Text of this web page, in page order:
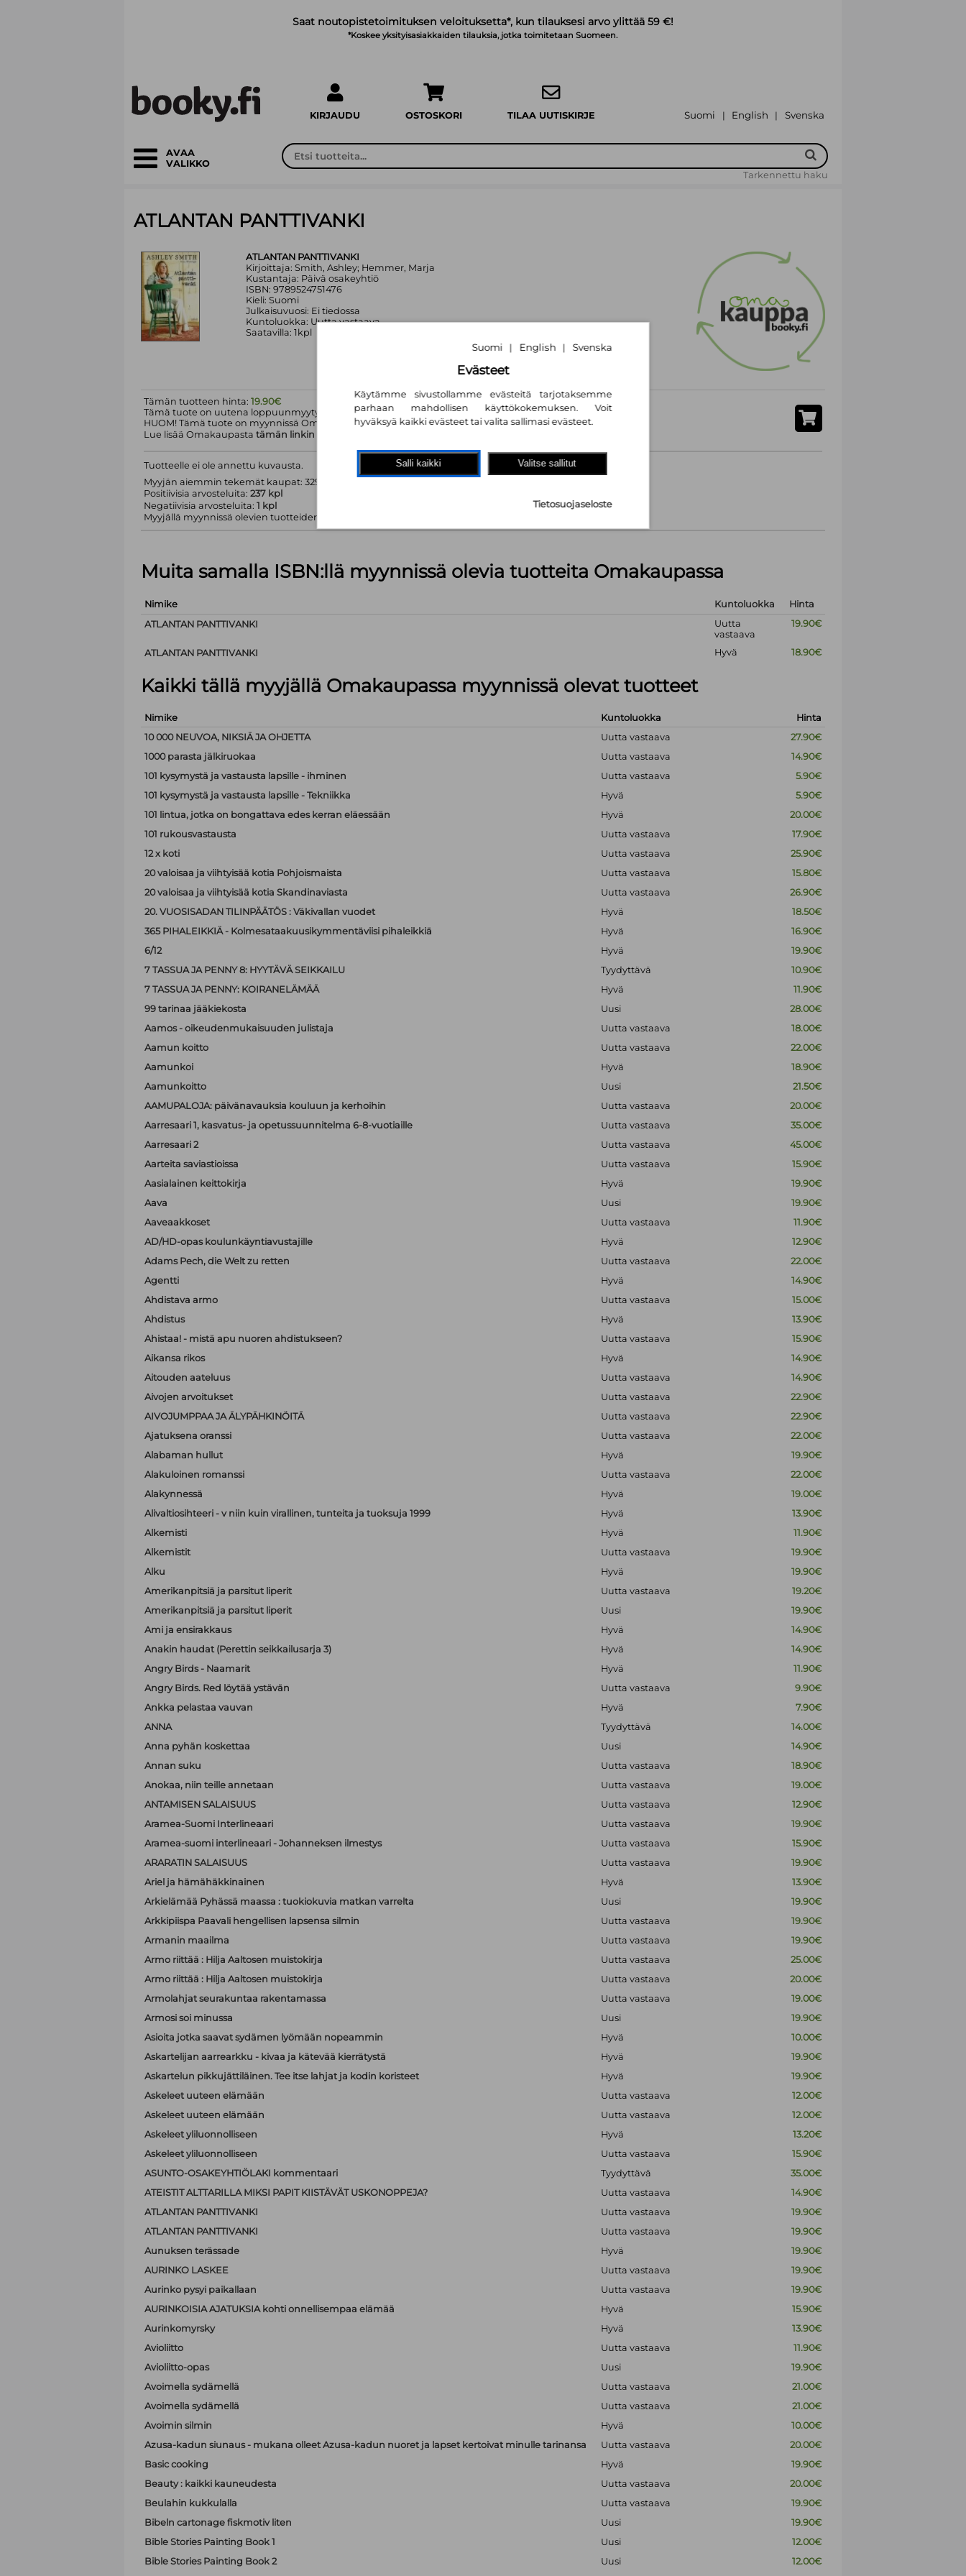
Saat noutopistetoimituksen veloituksetta*, kun tilauksesi arvo ylittää 59 €!
*Koskee yksityisasiakkaiden tilauksia, jotka toimitetaan Suomeen.
KIRJAUDU OSTOSKORI TILAA UUTISKIRJE Suomi | English | Svenska
AVAA
VALIKKO
Tarkennettu haku
ATLANTAN PANTTIVANKI
ATLANTAN PANTTIVANKI
Kirjoittaja: Smith, Ashley; Hemmer, Marja
Kustantaja: Päivä osakeyhtiö
ISBN: 9789524751476
Kieli: Suomi
Julkaisuvuosi: Ei tiedossa
Kuntoluokka: Uutta vastaava
Saatavilla: 1kpl
Tämän tuotteen hinta: 19.90€
Tämä tuote on uutena loppuunmyyty.
HUOM! Tämä tuote on myynnissä Omakaupassa
Lue lisää Omakaupasta tämän linkin
Tuotteelle ei ole annettu kuvausta.
Myyjän aiemmin tekemät kaupat: 329 kpl
Positiivisia arvosteluita: 237 kpl
Negatiivisia arvosteluita: 1 kpl
Myyjällä myynnissä olevien tuotteiden määrä (kts. alla): 1499 kpl
Muita samalla ISBN:llä myynnissä olevia tuotteita Omakaupassa
Nimike Kuntoluokka
Hinta
ATLANTAN PANTTIVANKI
Uutta
vastaava
19.90€
ATLANTAN PANTTIVANKI Hyvä 18.90€
Kaikki tällä myyjällä Omakaupassa myynnissä olevat tuotteet
Nimike Kuntoluokka
Hinta
10 000 NEUVOA, NIKSIÄ JA OHJETTA
Uutta vastaava
27.90€
1000 parasta jälkiruokaa
Uutta vastaava
14.90€
101 kysymystä ja vastausta lapsille - ihminen
Uutta vastaava
5.90€
101 kysymystä ja vastausta lapsille - Tekniikka
Hyvä
5.90€
101 lintua, jotka on bongattava edes kerran eläessään
Hyvä
20.00€
101 rukousvastausta
Uutta vastaava
17.90€
12 x koti
Uutta vastaava
25.90€
20 valoisaa ja viihtyisää kotia Pohjoismaista
Uutta vastaava
15.80€
20 valoisaa ja viihtyisää kotia Skandinaviasta
Uutta vastaava
26.90€
20. VUOSISADAN TILINPÄÄTÖS : Väkivallan vuodet
Hyvä
18.50€
365 PIHALEIKKIÄ - Kolmesataakuusikymmentäviisi pihaleikkiä
Hyvä
16.90€
6/12
Hyvä
19.90€
7 TASSUA JA PENNY 8: HYYTÄVÄ SEIKKAILU
Tyydyttävä
10.90€
7 TASSUA JA PENNY: KOIRANELÄMÄÄ
Hyvä
11.90€
99 tarinaa jääkiekosta
Uusi
28.00€
Aamos - oikeudenmukaisuuden julistaja
Uutta vastaava
18.00€
Aamun koitto
Uutta vastaava
22.00€
Aamunkoi
Hyvä
18.90€
Aamunkoitto
Uusi
21.50€
AAMUPALOJA: päivänavauksia kouluun ja kerhoihin
Uutta vastaava
20.00€
Aarresaari 1, kasvatus- ja opetussuunnitelma 6-8-vuotiaille
Uutta vastaava
35.00€
Aarresaari 2
Uutta vastaava
45.00€
Aarteita saviastioissa
Uutta vastaava
15.90€
Aasialainen keittokirja
Hyvä
19.90€
Aava
Uusi
19.90€
Aaveaakkoset
Uutta vastaava
11.90€
AD/HD-opas koulunkäyntiavustajille
Hyvä
12.90€
Adams Pech, die Welt zu retten
Uutta vastaava
22.00€
Agentti
Hyvä
14.90€
Ahdistava armo
Uutta vastaava
15.00€
Ahdistus
Hyvä
13.90€
Ahistaa! - mistä apu nuoren ahdistukseen?
Uutta vastaava
15.90€
Aikansa rikos
Hyvä
14.90€
Aitouden aateluus
Uutta vastaava
14.90€
Aivojen arvoitukset
Uutta vastaava
22.90€
AIVOJUMPPAA JA ÄLYPÄHKINÖITÄ
Uutta vastaava
22.90€
Ajatuksena oranssi
Uutta vastaava
22.00€
Alabaman hullut
Hyvä
19.90€
Alakuloinen romanssi
Uutta vastaava
22.00€
Alakynnessä
Hyvä
19.00€
Alivaltiosihteeri - v niin kuin virallinen, tunteita ja tuoksuja 1999
Hyvä
13.90€
Alkemisti
Hyvä
11.90€
Alkemistit
Uutta vastaava
19.90€
Alku
Hyvä
19.90€
Amerikanpitsiä ja parsitut liperit
Uutta vastaava
19.20€
Amerikanpitsiä ja parsitut liperit
Uusi
19.90€
Ami ja ensirakkaus
Hyvä
14.90€
Anakin haudat (Perettin seikkailusarja 3)
Hyvä
14.90€
Angry Birds - Naamarit
Hyvä
11.90€
Angry Birds. Red löytää ystävän
Uutta vastaava
9.90€
Ankka pelastaa vauvan
Hyvä
7.90€
ANNA
Tyydyttävä
14.00€
Anna pyhän koskettaa
Uusi
14.90€
Annan suku
Uutta vastaava
18.90€
Anokaa, niin teille annetaan
Uutta vastaava
19.00€
ANTAMISEN SALAISUUS
Uutta vastaava
12.90€
Aramea-Suomi Interlineaari
Uutta vastaava
19.90€
Aramea-suomi interlineaari - Johanneksen ilmestys
Uutta vastaava
15.90€
ARARATIN SALAISUUS
Uutta vastaava
19.90€
Ariel ja hämähäkkinainen
Hyvä
13.90€
Arkielämää Pyhässä maassa : tuokiokuvia matkan varrelta
Uusi
19.90€
Arkkipiispa Paavali hengellisen lapsensa silmin
Uutta vastaava
19.90€
Armanin maailma
Uutta vastaava
19.90€
Armo riittää : Hilja Aaltosen muistokirja
Uutta vastaava
25.00€
Armo riittää : Hilja Aaltosen muistokirja
Uutta vastaava
20.00€
Armolahjat seurakuntaa rakentamassa
Uutta vastaava
19.00€
Armosi soi minussa
Uusi
19.90€
Asioita jotka saavat sydämen lyömään nopeammin
Hyvä
10.00€
Askartelijan aarrearkku - kivaa ja kätevää kierrätystä
Hyvä
19.90€
Askartelun pikkujättiläinen. Tee itse lahjat ja kodin koristeet
Hyvä
19.90€
Askeleet uuteen elämään
Uutta vastaava
12.00€
Askeleet uuteen elämään
Uutta vastaava
12.00€
Askeleet yliluonnolliseen
Hyvä
13.20€
Askeleet yliluonnolliseen
Uutta vastaava
15.90€
ASUNTO-OSAKEYHTIÖLAKI kommentaari
Tyydyttävä
35.00€
ATEISTIT ALTTARILLA MIKSI PAPIT KIISTÄVÄT USKONOPPEJA?
Uutta vastaava
14.90€
ATLANTAN PANTTIVANKI
Uutta vastaava
19.90€
ATLANTAN PANTTIVANKI
Uutta vastaava
19.90€
Aunuksen terässade
Hyvä
19.90€
AURINKO LASKEE
Uutta vastaava
19.90€
Aurinko pysyi paikallaan
Uutta vastaava
19.90€
AURINKOISIA AJATUKSIA kohti onnellisempaa elämää
Hyvä
15.90€
Aurinkomyrsky
Hyvä
13.90€
Avioliitto
Uutta vastaava
11.90€
Avioliitto-opas
Uusi
19.90€
Avoimella sydämellä
Uutta vastaava
21.00€
Avoimella sydämellä
Uutta vastaava
21.00€
Avoimin silmin
Hyvä
10.00€
Azusa-kadun siunaus - mukana olleet Azusa-kadun nuoret ja lapset kertoivat minulle tarinansa
Uutta vastaava
20.00€
Basic cooking
Hyvä
19.90€
Beauty : kaikki kauneudesta
Uutta vastaava
20.00€
Beulahin kukkulalla
Uutta vastaava
19.90€
Bibeln cartonage fiskmotiv liten
Uusi
19.90€
Bible Stories Painting Book 1
Uusi
12.00€
Bible Stories Painting Book 2
Uusi
12.00€
Suomi | English | Svenska
Evästeet
Käytämme sivustollamme evästeitä tarjotaksemme
parhaan mahdollisen käyttökokemuksen. Voit
hyväksyä kaikki evästeet tai valita sallimasi evästeet.
Salli kaikki Valitse sallitut
Tietosuojaseloste